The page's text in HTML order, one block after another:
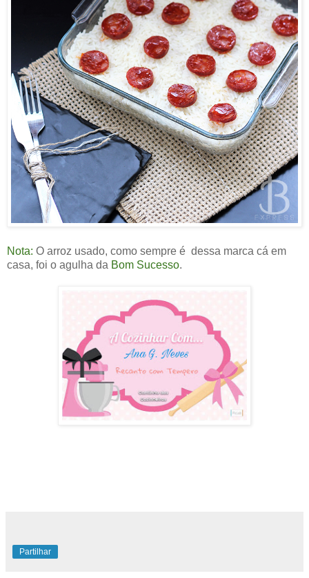
Nota: O arroz usado, como sempre é dessa marca cá em
casa, foi o agulha da Bom Sucesso.
Partilhar